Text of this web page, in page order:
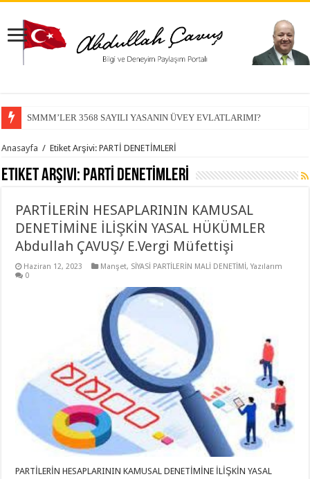
SMMM’LER 3568 SAYILI YASANIN ÜVEY EVLATLARIMI?
Anasayfa / Etiket Arşivi: PARTİ DENETİMLERİ
Etiket Arşivi: PARTİ DENETİMLERİ
PARTİLERİN HESAPLARININ KAMUSAL
DENETİMİNE İLİŞKİN YASAL HÜKÜMLER
Abdullah ÇAVUŞ/ E.Vergi Müfettişi
Haziran 12, 2023 Manşet, SİYASİ PARTİLERİN MALİ DENETİMİ,Yazılarım
0
PARTİLERİN HESAPLARININ KAMUSAL DENETİMİNE İLİŞKİN YASAL